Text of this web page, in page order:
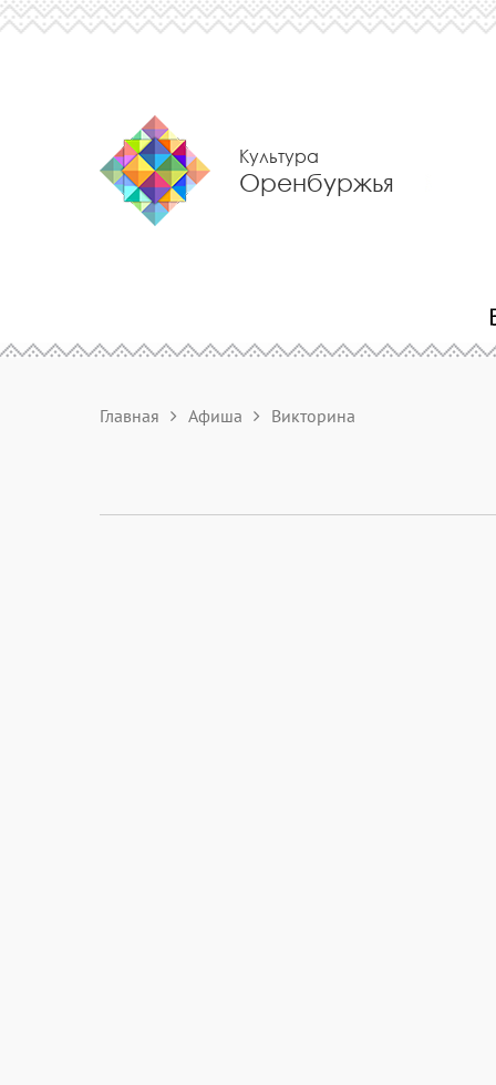
Культура
Оренбуржья
Главная Афиша Викторина